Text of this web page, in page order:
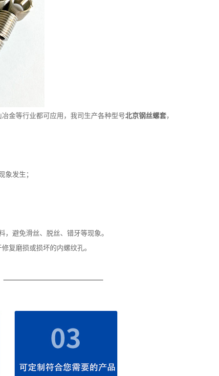
金等行业都可应用，我司生产各种型号北京钢丝螺套，
发生；
避免滑丝、脱丝、错牙等现象。
复磨损或损坏的内螺纹孔。